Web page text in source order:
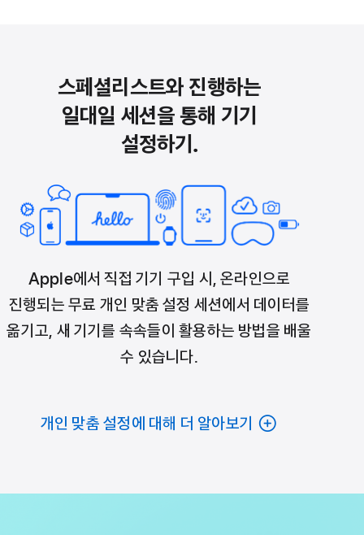
스페셜리스트와 진행하는
일대일 세션을 통해 기기
설정하기.
Apple에서 직접 기기 구입 시, 온라인으로
진행되는 무료 개인 맞춤 설정 세션에서 데이터를
옮기고, 새 기기를 속속들이 활용하는 방법을 배울
수 있습니다.
개인 맞춤 설정에 대해 더 알아보기